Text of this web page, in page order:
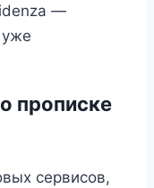
—
уже
прописке
сервисов,